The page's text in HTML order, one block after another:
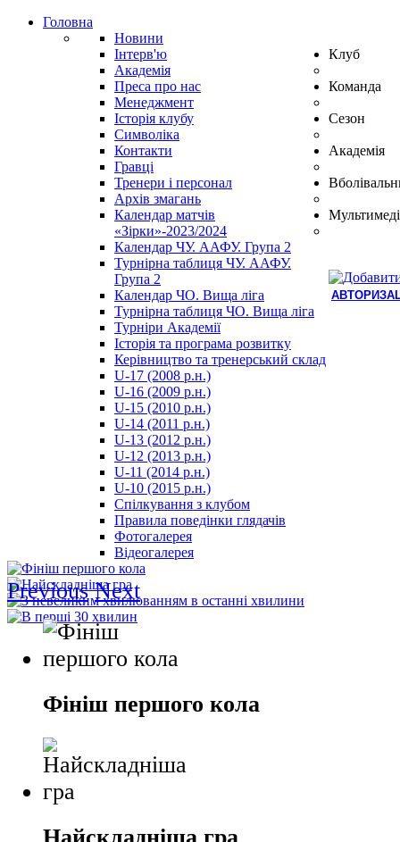
Головна
Новини
Інтерв'ю
Академія
Преса про нас
Клуб
Менеджмент
Історія клубу
Символіка
Контакти
Команда
Гравці
Тренери і персонал
Архів змагань
Сезон
Календар матчів
«Зірки»-2023/2024
Календар ЧУ. ААФУ. Група 2
Турнірна таблиця ЧУ. ААФУ.
Група 2
Календар ЧО. Вища ліга
Турнірна таблиця ЧО. Вища ліга
Академія
Турніри Академії
Історія та програма розвитку
Керівництво та тренерський склад
U-17 (2008 р.н.)
U-16 (2009 р.н.)
U-15 (2010 р.н.)
U-14 (2011 р.н.)
U-13 (2012 р.н.)
U-12 (2013 р.н.)
U-11 (2014 р.н.)
U-10 (2015 р.н.)
Спілкування з клубом
Правила поведінки глядачів
Фотогалерея
Відеогалерея
Previous Next
Фініш першого кола